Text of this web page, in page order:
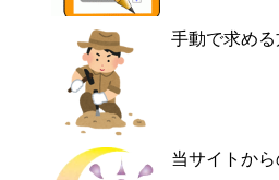
手動で求め
当サイトか